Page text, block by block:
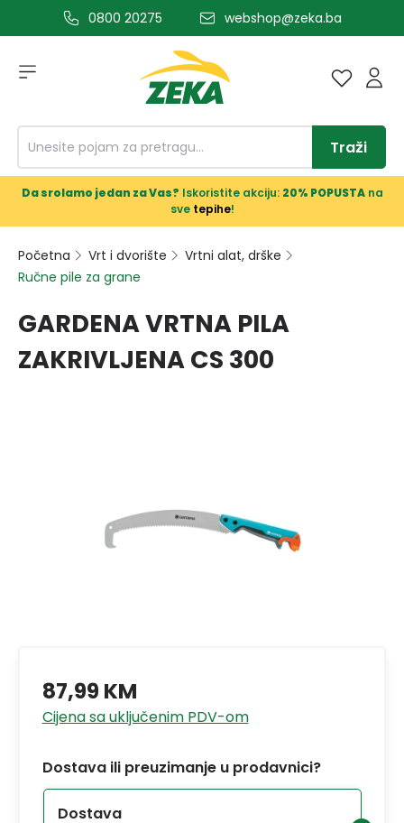
glavni sadržaj0800 20275 webshop@zeka.ba
Traži
Da srolamo jedan za Vas? Iskoristite akciju: 20% POPUSTAna
sve tepihe!
Početna Vrt i dvorište
Vrtni alat, drške
Ručne pile za grane
GARDENA VRTNA PILA
ZAKRIVLJENA CS 300
87,99 KM
Cijena sa uključenim PDV-om
Dostava ili preuzimanje u prodavnici?
Dostava